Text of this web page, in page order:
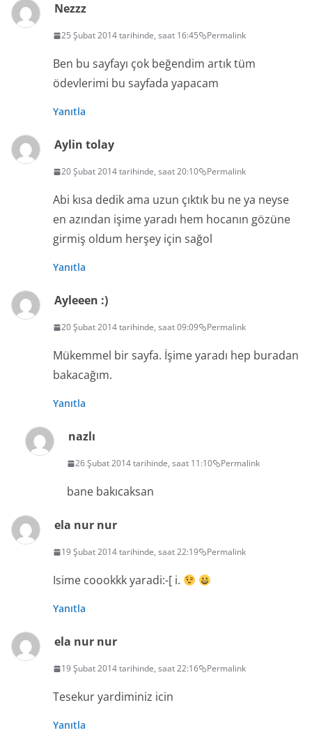
Nezzz
25 Şubat 2014 tarihinde, saat 16:45 Permalink
Ben bu sayfayı çok beğendim artık tüm
ödevlerimi bu sayfada yapacam
Yanıtla
Aylin tolay
20 Şubat 2014 tarihinde, saat 20:10 Permalink
Abi kısa dedik ama uzun çıktık bu ne ya neyse
en azından işime yaradı hem hocanın gözüne
girmiş oldum herşey için sağol
Yanıtla
Ayleeen :)
20 Şubat 2014 tarihinde, saat 09:09 Permalink
Mükemmel bir sayfa. İşime yaradı hep buradan
bakacağım.
Yanıtla
nazlı
26 Şubat 2014 tarihinde, saat 11:10 Permalink
bane bakıcaksan
ela nur nur
19 Şubat 2014 tarihinde, saat 22:19 Permalink
Isime coookkk yaradi:-[ i.
Yanıtla
ela nur nur
19 Şubat 2014 tarihinde, saat 22:16 Permalink
Tesekur yardiminiz icin
Yanıtla